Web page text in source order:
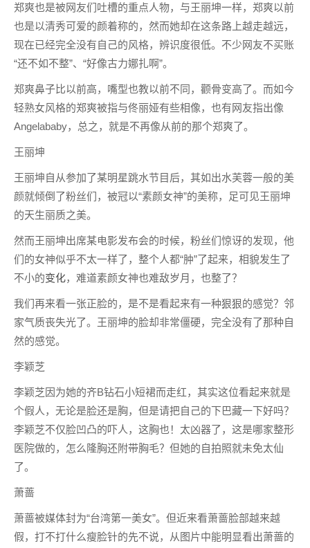
郑爽也是被网友们吐槽的重点人物，与王丽坤一样，郑爽以前
也是以清秀可爱的颜着称的，然而她却在这条路上越走越远，
现在已经完全没有自己的风格，辨识度很低。不少网友不买账
“还不如不整”、“好像古力娜扎啊”。
郑爽鼻子比以前高，嘴型也教以前不同，颧骨变高了。而如今
轻熟女风格的郑爽被指与佟丽娅有些相像，也有网友指出像
Angelababy，总之，就是不再像从前的那个郑爽了。
王丽坤
王丽坤自从参加了某明星跳水节目后，其如出水芙蓉一般的美
颜就倾倒了粉丝们，被冠以“素颜女神”的美称，足可见王丽坤
的天生丽质之美。
然而王丽坤出席某电影发布会的时候，粉丝们惊讶的发现，他
们的女神似乎不太一样了，整个人都“肿”了起来，相貌发生了
不小的变化，难道素颜女神也难敌岁月，也整了？
我们再来看一张正脸的，是不是看起来有一种狠狠的感觉？邻
家气质丧失光了。王丽坤的脸却非常僵硬，完全没有了那种自
然的感觉。
李颖芝
李颖芝因为她的齐B钻石小短裙而走红，其实这位看起来就是
个假人，无论是脸还是胸，但是请把自己的下巴藏一下好吗？
李颖芝不仅脸凹凸的吓人，这胸也！太凶器了，这是哪家整形
医院做的，怎么隆胸还附带胸毛？但她的自拍照就未免太仙
了。
萧蔷
萧蔷被媒体封为“台湾第一美女”。但近来看萧蔷脸部越来越
假，打不打什么瘦脸针的先不说，从图片中能明显看出萧蔷的